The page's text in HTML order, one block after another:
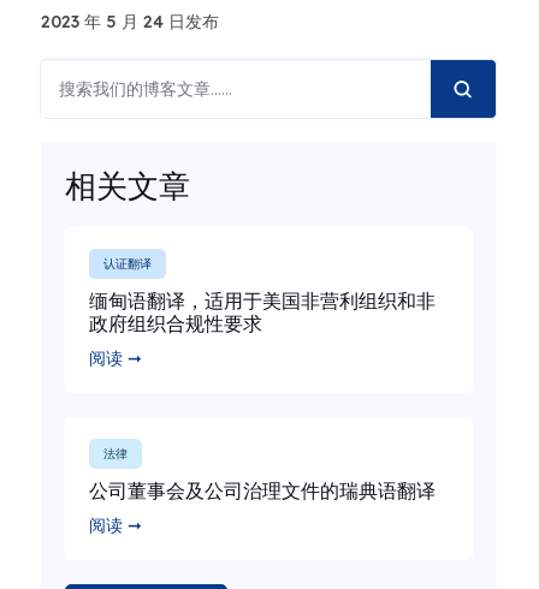
2023 年 5 月 24 日发布
相关文章
认证翻译
缅甸语翻译，适用于美国非营利组织和非
政府组织合规性要求
阅读 ➞
法律
公司董事会及公司治理文件的瑞典语翻译
阅读 ➞